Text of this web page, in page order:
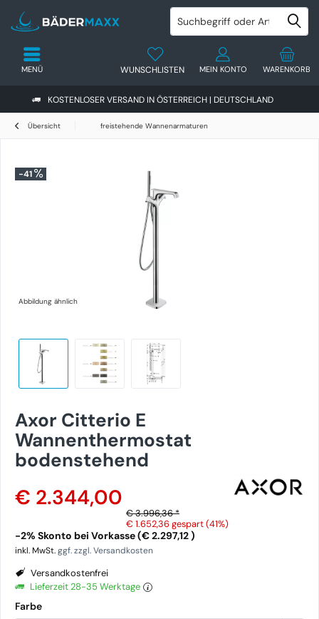
KOSTENLOSER VERSAND IN ÖSTERREICH | DEUTSCHLAND
WARENKORB
WUNSCHLISTEN MEIN KONTO
MENÜ
Übersicht freistehende Wannenarmaturen
-41
Abbildung ähnlich
Axor Citterio E
Wannenthermostat
bodenstehend
€ 2.344,00
€ 3.996,36 *
€ 1.652,36gespart (41%)
-2% Skonto bei Vorkasse (€ 2.297,12 )
inkl. MwSt.ggf. zzgl. Versandkosten
Versandkostenfrei
Lieferzeit 28-35 Werktage
Farbe